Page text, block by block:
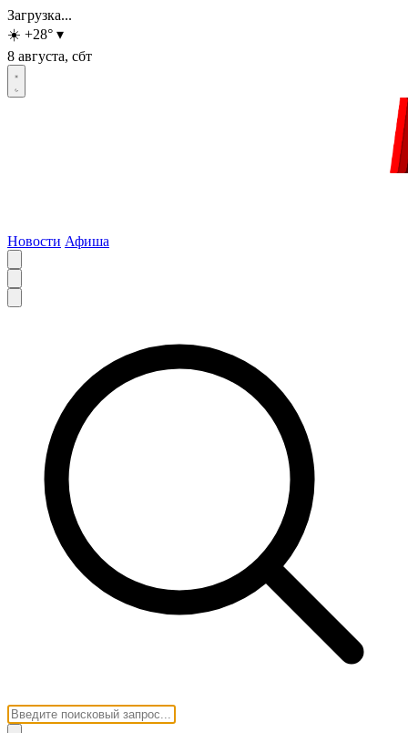
Загрузка...
☀️ +28° ▾
8 августа, сбт
Новости Афиша